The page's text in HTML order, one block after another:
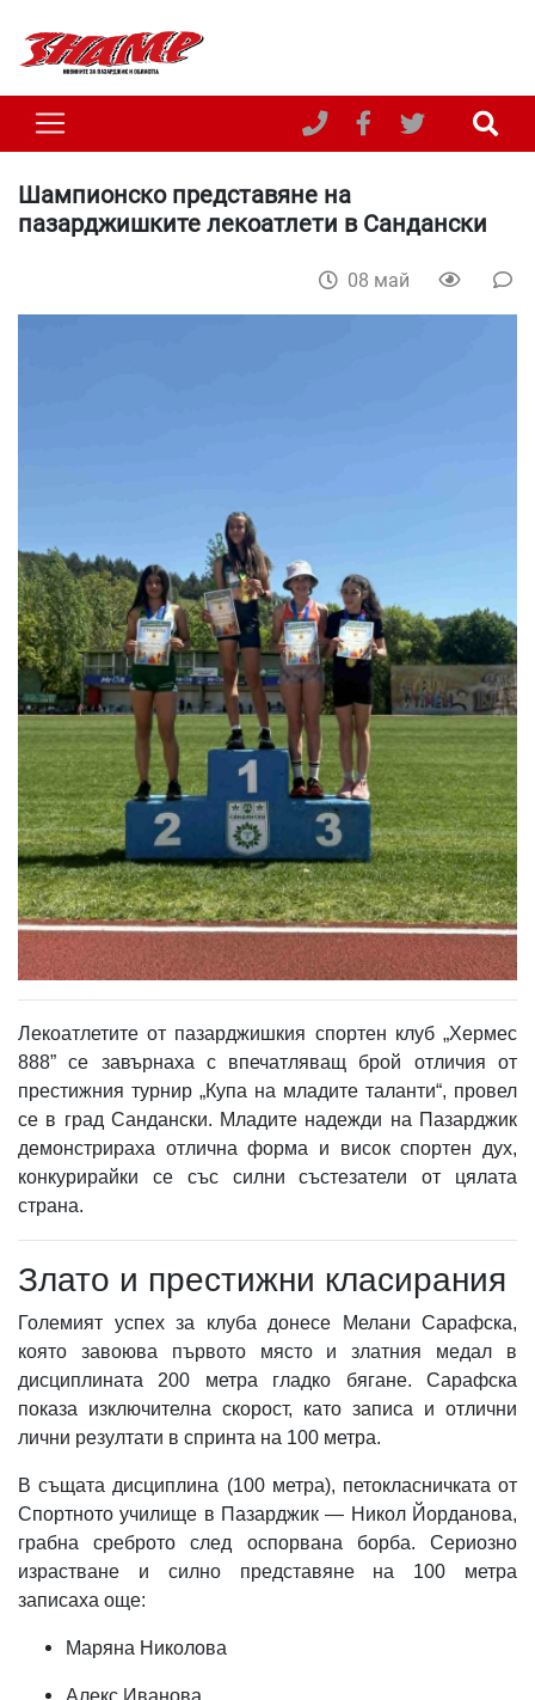
Шампионско представяне на
пазарджишките лекоатлети в Сандански
08 май
Лекоатлетите от пазарджишкия спортен клуб „Хермес
888” се завърнаха с впечатляващ брой отличия от
престижния турнир „Купа на младите таланти“, провел
се в град Сандански. Младите надежди на Пазарджик
демонстрираха отлична форма и висок спортен дух,
конкурирайки се със силни състезатели от цялата
страна.
Злато и престижни класирания
Големият успех за клуба донесе Мелани Сарафска,
която завоюва първото място и златния медал в
дисциплината 200 метра гладко бягане. Сарафска
показа изключителна скорост, като записа и отлични
лични резултати в спринта на 100 метра.
В същата дисциплина (100 метра), петокласничката от
Спортното училище в Пазарджик — Никол Йорданова,
грабна среброто след оспорвана борба. Сериозно
израстване и силно представяне на 100 метра
записаха още:
Маряна Николова